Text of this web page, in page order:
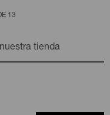
13
tienda